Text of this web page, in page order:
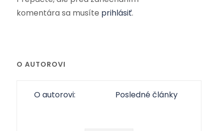
komentára sa musíte prihlásiť.
O AUTOROVI
O autorovi: Posledné články